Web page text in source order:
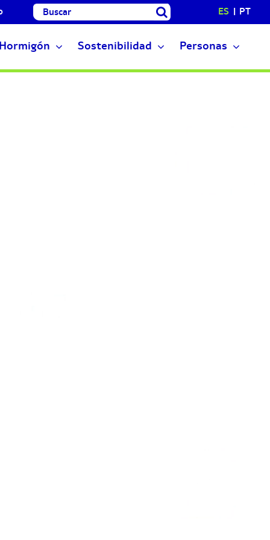
Buscar: ES PT
Sostenibilidad Personas